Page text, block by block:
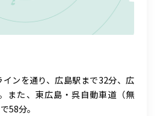
ンを通り、広島駅まで32分、広
また、東広島・呉自動車道（無
58分。